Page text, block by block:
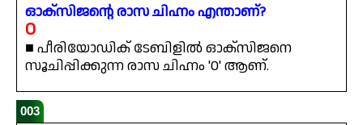
ഓക്സിജന്റെ രാസ ചിഹ്നം എന്താണ്?
O
■ പീരിയോഡിക് ടേബിളിൽ ഓക്സിജനെ
സൂചിപ്പിക്കുന്ന രാസ ചിഹ്നം 'O' ആണ്.
003